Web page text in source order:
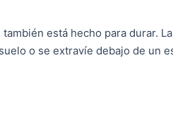
está hecho para durar.
o se extravíe debajo de un